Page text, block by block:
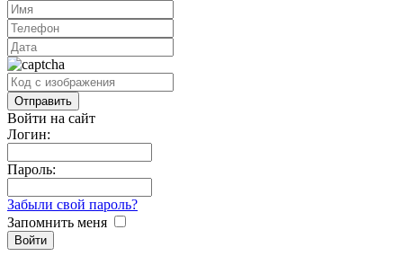
Войти на сайт
Логин:
Пароль:
Забыли свой пароль?
Запомнить меня